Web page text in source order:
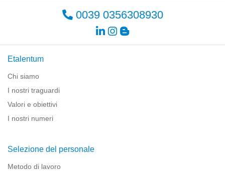
0039 0356308930
Etalentum
Chi siamo
I nostri traguardi
Valori e obiettivi
I nostri numeri
Selezione del personale
Metodo di lavoro